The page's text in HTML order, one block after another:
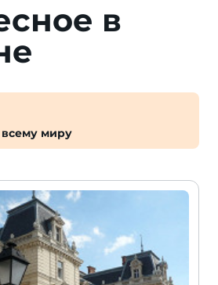
в
всему миру